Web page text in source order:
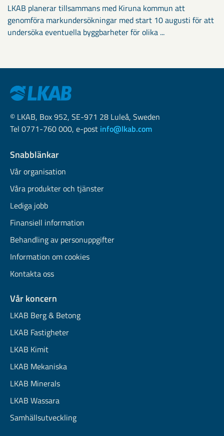
LKAB planerar tillsammans med Kiruna kommun att
genomföra markundersökningar med start 10 augusti för att
undersöka eventuella byggbarheter för olika ...
© LKAB, Box 952, SE-971 28 Luleå, Sweden
Tel 0771-760 000, e-post info@lkab.com
Snabblänkar
Vår organisation
Våra produkter och tjänster
Lediga jobb
Finansiell information
Behandling av personuppgifter
Information om cookies
Kontakta oss
Vår koncern
LKAB Berg & Betong
LKAB Fastigheter
LKAB Kimit
LKAB Mekaniska
LKAB Minerals
LKAB Wassara
Samhällsutveckling